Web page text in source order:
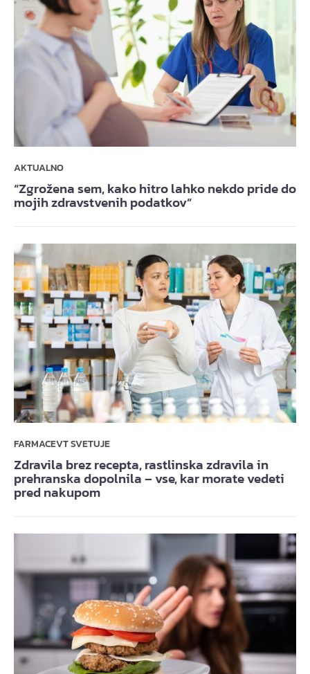
AKTUALNO
“Zgrožena sem, kako hitro lahko nekdo pride do
mojih zdravstvenih podatkov”
FARMACEVT SVETUJE
Zdravila brez recepta, rastlinska zdravila in
prehranska dopolnila – vse, kar morate vedeti
pred nakupom